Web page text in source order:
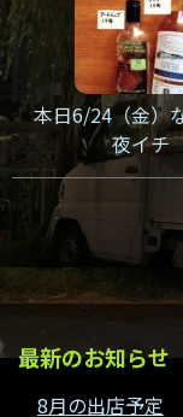
本日6/24（金）
夜イチ
最新のお知らせ
8月の出店予定